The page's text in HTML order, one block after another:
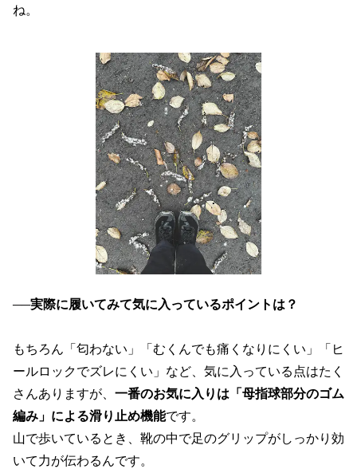
ね。
──実際に履いてみて気に入っているポイントは？
もちろん「匂わない」「むくんでも痛くなりにくい」「ヒ
ールロックでズレにくい」など、気に入っている点はたく
さんありますが、 一番のお気に入りは「母指球部分のゴム
編み」による滑り止め機能です。
山で歩いているとき、靴の中で足のグリップがしっかり効
いて力が伝わるんです。